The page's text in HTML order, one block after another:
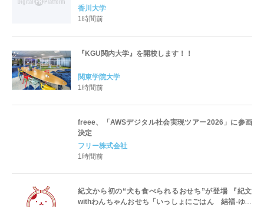
香川大学
1時間前
『KGU関内大学』を開校します！！
関東学院大学
1時間前
freee、「AWSデジタル社会実現ツアー2026」に参画
決定
フリー株式会社
1時間前
紀文から初の“犬も食べられるおせち”が登場 『紀文
withわんちゃんおせち「いっしょにごはん 結福-ゆい